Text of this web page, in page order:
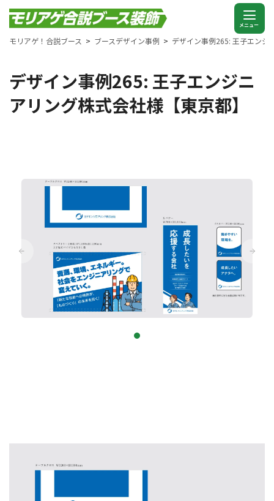
モリアゲ！合説ブース ブースデザイン事例 デザイン事例265: 王子エンジ
デザイン事例265: 王子エンジニ
アリング株式会社様【東京都】